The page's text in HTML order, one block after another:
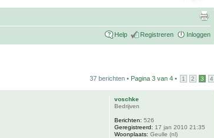
Help Registreren Inloggen
37 berichten • Pagina 3 van 4 • 1 2 3 4
voschke
Bedrijven
Berichten: 526
Geregistreerd: 17 jan 2010 21:35
Woonplaats: Geulle (nl)